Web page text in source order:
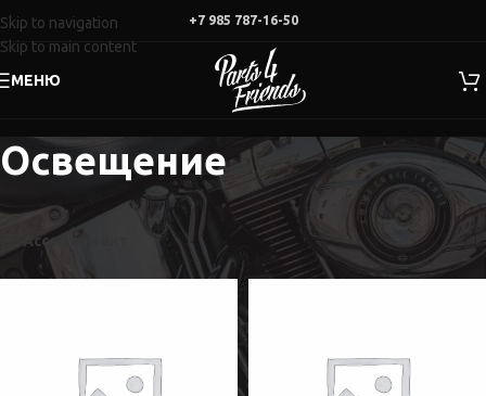
Skip to navigation
Skip to main content
+7 985 787-16-50
МЕНЮ
Освещение
Освещение Отображение 1–21 из 143
Ассортимент